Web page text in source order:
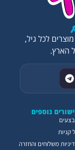
נוספים
קניות
משלוחים והחזרה
לכל גיל,
הארץ.